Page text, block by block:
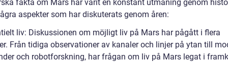
fakta om Mars har varit en konstant utmaning genom
aspekter som har diskuterats genom åren:
liv: Diskussionen om möjligt liv på Mars har pågått i flera
Från tidiga observationer av kanaler och linjer på ytan till
och robotforskning, har frågan om liv på Mars legat i